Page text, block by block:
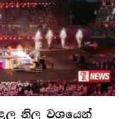
නිල වශයෙන්